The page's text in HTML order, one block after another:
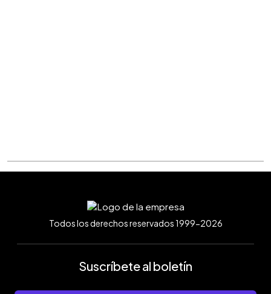
Todos los derechos reservados 1999-2026
Suscríbete al boletín